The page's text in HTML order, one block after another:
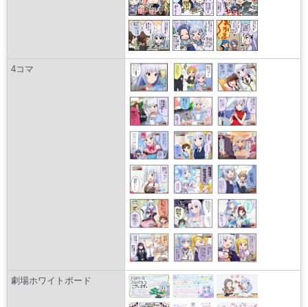
4コマ
劇場ホワイトボード